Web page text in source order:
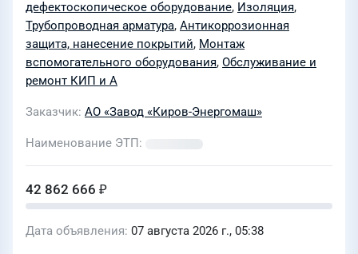
№112000066512
дефектоскопическое оборудование, Изоляция,
Трубопроводная арматура, Антикоррозионная
защита, нанесение покрытий, Монтаж
вспомогательного оборудования, Обслуживание и
ремонт КИП и А
Заказчик АО «Завод «Киров-Энергомаш»
Наименование ЭТП
42 862 666 ₽
Дата объявления 07 августа 2026 г., 05:38